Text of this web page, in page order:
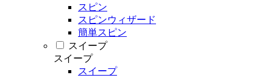
スピン
スピンウィザード
簡単スピン
スイープ
スイープ
スイープ